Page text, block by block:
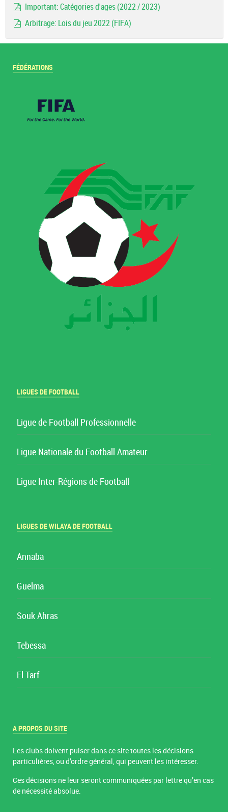
Important: Catégories d'ages (2022 / 2023)
Arbitrage: Lois du jeu 2022 (FIFA)
FÉDÉRATIONS
LIGUES DE FOOTBALL
Ligue de Football Professionnelle
Ligue Nationale du Football Amateur
Ligue Inter-Régions de Football
LIGUES DE WILAYA DE FOOTBALL
Annaba
Guelma
Souk Ahras
Tebessa
El Tarf
A PROPOS DU SITE
Les clubs doivent puiser dans ce site toutes les décisions
particulières, ou d’ordre général, qui peuvent les intéresser.
Ces décisions ne leur seront communiquées par lettre qu’en cas
de nécessité absolue.